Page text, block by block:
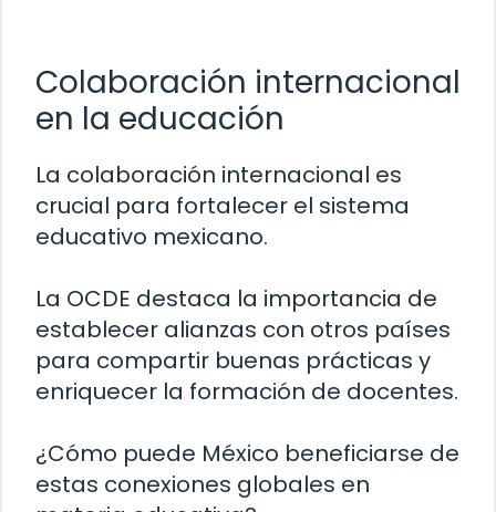
Colaboración internacional
en la educación
La colaboración internacional es
crucial para fortalecer el sistema
educativo mexicano.
La OCDE destaca la importancia de
establecer alianzas con otros países
para compartir buenas prácticas y
enriquecer la formación de docentes.
¿Cómo puede México beneficiarse de
estas conexiones globales en